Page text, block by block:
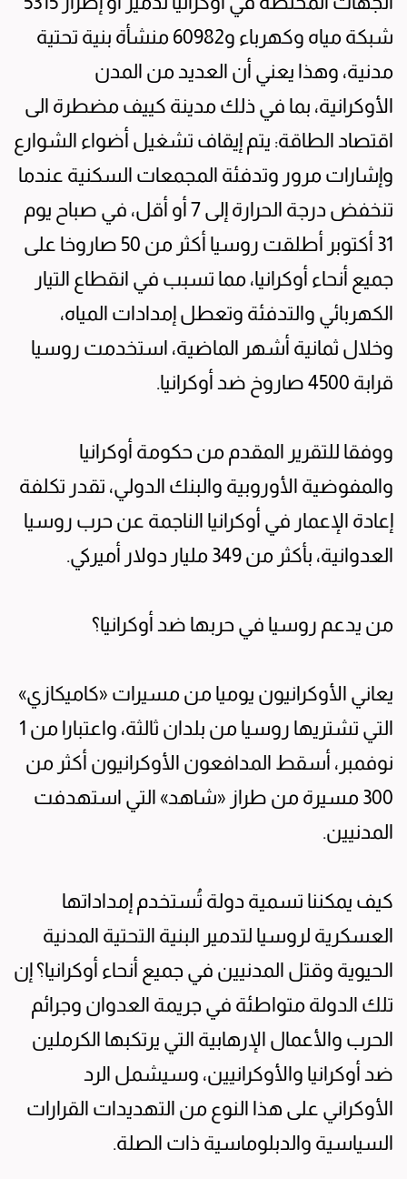
شبكة مياه وكهرباء و60982 منشأة بنية تحتية
مدنية، وهذا يعني أن العديد من المدن
الأوكرانية، بما في ذلك مدينة كييف مضطرة الى
اقتصاد الطاقة: يتم إيقاف تشغيل أضواء الشوارع
وإشارات مرور وتدفئة المجمعات السكنية عندما
تنخفض درجة الحرارة إلى 7 أو أقل، في صباح يوم
31 أكتوبر أطلقت روسيا أكثر من 50 صاروخا على
جميع أنحاء أوكرانيا، مما تسبب في انقطاع التيار
الكهربائي والتدفئة وتعطل إمدادات المياه،
وخلال ثمانية أشهر الماضية، استخدمت روسيا
قرابة 4500 صاروخ ضد أوكرانيا.
ووفقا للتقرير المقدم من حكومة أوكرانيا
والمفوضية الأوروبية والبنك الدولي، تقدر تكلفة
إعادة الإعمار في أوكرانيا الناجمة عن حرب روسيا
العدوانية، بأكثر من 349 مليار دولار أميركي.
من يدعم روسيا في حربها ضد أوكرانيا؟
يعاني الأوكرانيون يوميا من مسيرات «كاميكازي»
التي تشتريها روسيا من بلدان ثالثة، واعتبارا من 1
نوفمبر، أسقط المدافعون الأوكرانيون أكثر من
300 مسيرة من طراز «شاهد» التي استهدفت
المدنيين.
كيف يمكننا تسمية دولة تُستخدم إمداداتها
العسكرية لروسيا لتدمير البنية التحتية المدنية
الحيوية وقتل المدنيين في جميع أنحاء أوكرانيا؟ إن
تلك الدولة متواطئة في جريمة العدوان وجرائم
الحرب والأعمال الإرهابية التي يرتكبها الكرملين
ضد أوكرانيا والأوكرانيين، وسيشمل الرد
الأوكراني على هذا النوع من التهديدات القرارات
السياسية والدبلوماسية ذات الصلة.